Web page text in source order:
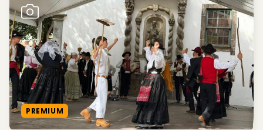
PREMIUM